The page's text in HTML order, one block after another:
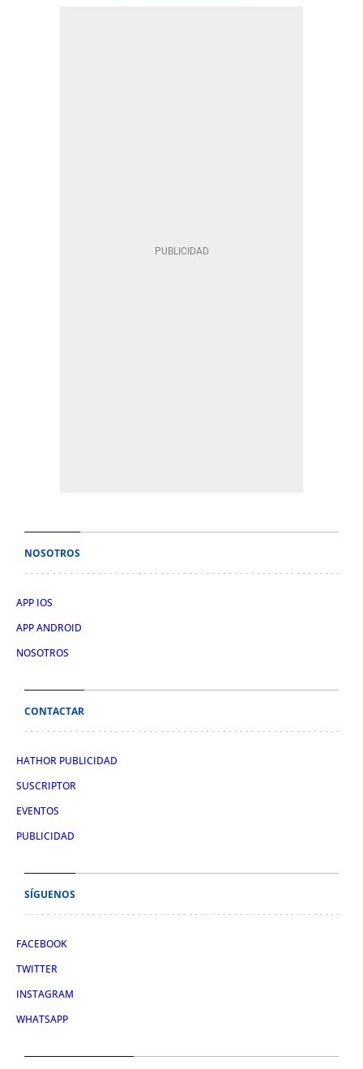
NOSOTROS
APP IOS
APP ANDROID
NOSOTROS
CONTACTAR
HATHOR PUBLICIDAD
SUSCRIPTOR
EVENTOS
PUBLICIDAD
SÍGUENOS
FACEBOOK
TWITTER
INSTAGRAM
WHATSAPP